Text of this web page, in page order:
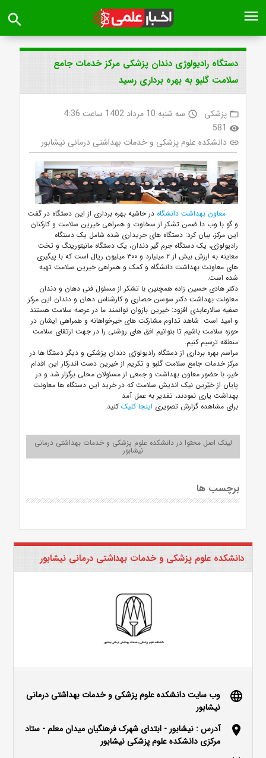
menu
search
دستگاه رادیولوژی دندان پزشکی مرکز خدمات جامع
سلامت گلبو به بهره برداری رسید
folder_open پزشکی access_time سه شنبه 10 مرداد 1402 ساعت 4:36
visibility
581
link دانشکده علوم پزشکی و خدمات بهداشتی درمانی نیشابور
معاون بهداشت دانشگاه در حاشیه بهره برداری از این دستگاه در گفت
و گو با وب دا ضمن تشکر از سخاوت و همراهی خیرین سلامت و کارکنان
این مرکز، بیان کرد: دستگاه های خریداری شده شامل یک دستگاه
رادیولوژی، یک دستگاه جرم گیر دندان، یک دستگاه مانیتورینگ و تخت
معاینه به ارزش بیش از ۲ میلیارد و ۳۰۰ میلیون ریال است که با پیگیری
های معاونت بهداشت دانشگاه و کمک و همراهی خیرین سلامت تهیه
شده است.
دکتر هادی حسین زاده همچنین با تشکر از مسئول فنی دهان و دندان
معاونت بهداشت دکتر سوسن حصاری و کارشناس دهان و دندان این مرکز
صفیه سالارعابدی افزود: خیرین بازوان توانمند ما در عرصه سلامت هستند
و امید است شاهد تداوم مشارکت های خیرخواهانه و همراهی ایشان در
حوزه سلامت باشیم تا بتوانیم افق های روشنی را در جهت ارتقای سلامت
منطقه ترسیم کنیم.
مراسم بهره برداری از دستگاه رادیولوژی دندان پزشکی و دیگر دستگا ها در
مرکز خدمات جامع سلامت گلبو و تکریم از خیرین دست اندرکار این اقدام
خیر، با حضور معاون بهداشت و جمعی از مسئولان محلی برگزار شد و در
پایان از خیّرین نیک اندیش سلامت که در خرید این دستگاه ها معاونت
بهداشت یاری نمودند، تقدیر به عمل آمد
برای مشاهده گزارش تصویری اینجا کلیککنید.
لینک اصل محتوا در دانشکده علوم پزشکی و خدمات بهداشتی درمانی
نیشابور
برچسب ها
دانشکده علوم پزشکی و خدمات بهداشتی درمانی نیشابور
language
وب سایت دانشکده علوم پزشکی و خدمات بهداشتی درمانی
نیشابور
location_on
آدرس : نیشابور - ابتدای شهرک فرهنگیان میدان معلم - ستاد
مرکزی دانشکده علوم پزشکی نیشابور